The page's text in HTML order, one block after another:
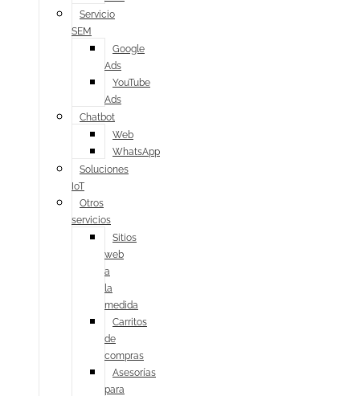
Servicio
SEM
Google
Ads
YouTube
Ads
Chatbot
Web
WhatsApp
Soluciones
IoT
Otros
servicios
Sitios
web
a
la
medida
Carritos
de
compras
Asesorías
para